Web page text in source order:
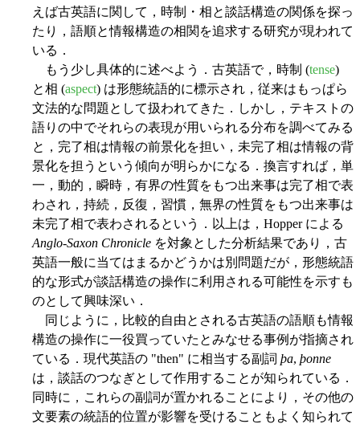
えば古英語に関して，時制・相と談話構造の関係を探っ
たり，語順と情報構造の相関を追求する研究が現われて
いる．
もう少し具体的に述べよう．古英語で，時制 (tense)
と相 (aspect) は形態統語的に標示され，従来はもっぱら
文法的な問題として扱われてきた．しかし，テキストの
語りの中でそれらの表現が用いられる分布を調べてみる
と，完了相は情報の前景化を担い，未完了相は情報の背
景化を担うという傾向が明らかになる．換言すれば，単
一，動的，瞬時，有界の性質をもつ出来事は完了相で表
わされ，持続，反復，習慣，無界の性質をもつ出来事は
未完了相で表わされるという．以上は，Hopper による
Anglo-Saxon Chronicle を対象とした分析結果であり，古
英語一般に当てはまるかどうかは別問題だが，形態統語
的な形式が談話構造の操作に利用される可能性を示すも
のとして興味深い．
同じように，比較的自由とされる古英語の語順も情報
構造の操作に一役買っていたとみなせる事例が指摘され
ている．現代英語の "then" に相当する副詞 þa, þonne
は，談話のつなぎとして作用することが知られている．
同時に，これらの副詞が置かれることにより，その他の
文要素の統語的位置が影響を受けることもよく知られて